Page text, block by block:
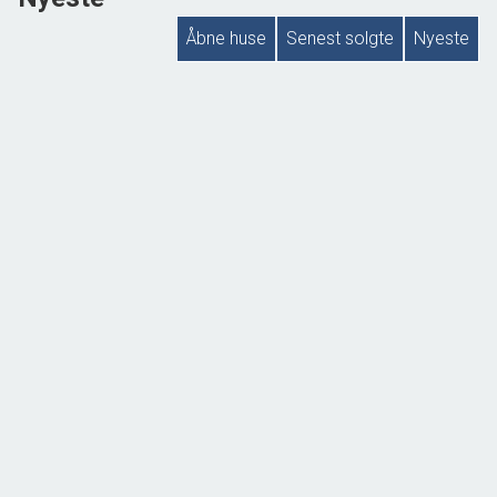
Åbne huse Senest solgte Nyeste